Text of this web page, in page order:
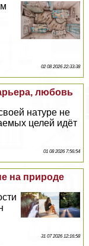
02 08 2026 22:33:38
любовь
натуре не
целей идёт
01 08 2026 7:56:54
на природе
31 07 2026 12:16:58